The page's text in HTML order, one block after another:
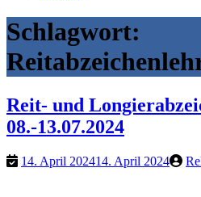
Schlagwort:
Reit- und
08.-13.07.2024
14. April 202414. April 2024